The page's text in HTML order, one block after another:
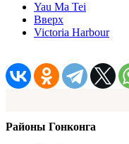
Yau Ma Tei
Вверх
Victoria Harbour
Районы Гонконга